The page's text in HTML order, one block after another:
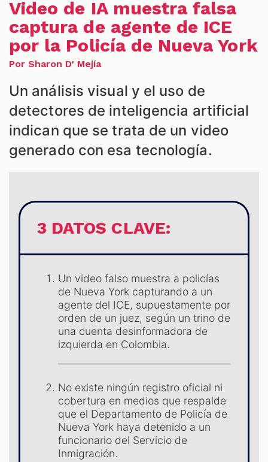
Video de IA muestra falsa
captura de agente de ICE
por la Policía de Nueva York
Por Sharon D' Mejía
Un análisis visual y el uso de
detectores de inteligencia artificial
indican que se trata de un video
generado con esa tecnología.
3 DATOS CLAVE:
Un video falso muestra a policías
de Nueva York capturando a un
agente del ICE, supuestamente por
orden de un juez, según un trino de
una cuenta desinformadora de
izquierda en Colombia.
No existe ningún registro oficial ni
cobertura en medios que respalde
que el Departamento de Policía de
Nueva York haya detenido a un
funcionario del Servicio de
Inmigración.